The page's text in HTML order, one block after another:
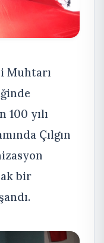
Muhtarı
100 yılı
Çılgın
bir